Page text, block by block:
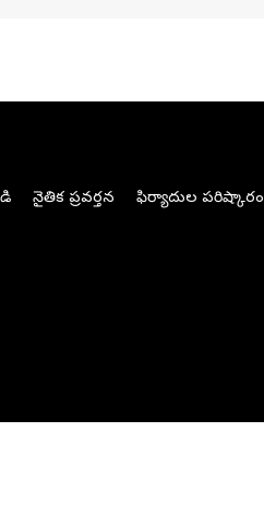
నైతిక ప్రవర్తన ఫిర్యాదుల పరిష్కారం